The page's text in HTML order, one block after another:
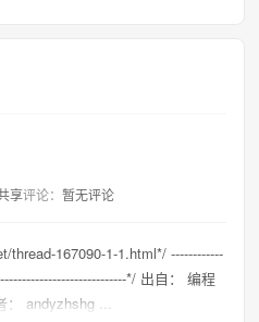
享评论：暂无评论
167090-1-1.html*/ ------------
*/ 出自： 编程
： andyzhshg ...